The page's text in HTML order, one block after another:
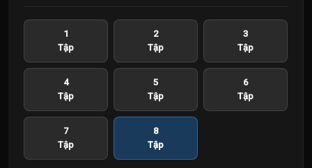
1
Tập
2
Tập
3
Tập
4
Tập
5
Tập
6
Tập
7
Tập
8
Tập